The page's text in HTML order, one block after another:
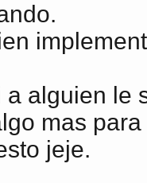
alguien le
mas
jeje.